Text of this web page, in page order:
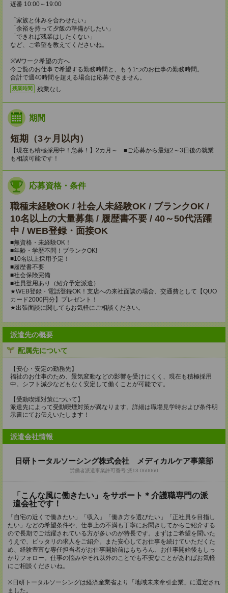
遅番 10:00～19:00
「家族と休みを合わせたい」
「余裕を持って夕飯の準備がしたい」
「できれば残業はしたくない」
など、ご希望を教えてくださいね。
※Wワーク希望の方へ
今ご覧のお仕事で希望する勤務時間と、もう1つのお仕事の勤務時間。
合計で週40時間を超える場合は応募できません。
残業時間 残業なし
期間
短期（3ヶ月以内）
【現在も積極採用中！急募！】2カ月～ ■ご応募から最短2～3日後の就業
も相談可能です！
応募資格・条件
職種未経験OK / 社会人未経験OK / ブランクOK /
10名以上の大量募集 / 履歴書不要 / 40～50代活躍
中 / WEB登録・面接OK
■無資格・未経験OK！
■年齢・学歴不問！ブランクOK!
■10名以上採用予定！
■履歴書不要
■社会保険完備
■社員登用あり（紹介予定派遣）
★WEB登録・電話登録OK！支店への来社面談の場合、交通費として【QUO
カード2000円分】プレゼント！
★出張面談に関してもお気軽にご相談ください。
派遣先の概要
配属先について
【安心・安定の勤務先】
福祉のお仕事のため、景気変動などの影響を受けにくく、現在も積極採用
中。シフト減少などもなく安定して働くことが可能です。
【受動喫煙対策について】
派遣先によって受動喫煙対策が異なります。詳細は職場見学時および条件明
示書にてお伝えいたします！
派遣会社情報
日研トータルソーシング株式会社 メディカルケア事業部
労働者派遣事業許可番号:派13-060060
「こんな風に働きたい」をサポート＊介護職専門の派
遣会社です！
「自宅の近くで働きたい」「収入」「働き方を選びたい」「正社員を目指し
たい」などの希望条件や、仕事上の不満も丁寧にお聞きしてからご紹介する
ので長期でご活躍されている方が多いのが特長です。まずはご希望を聞いた
うえで、ピッタリの求人をご紹介。また安心してお仕事を続けていただくた
め、経験豊富な専任担当者がお仕事開始前はもちろん、お仕事開始後もしっ
かりフォロー。仕事の悩みやそれ以外のことでも不安なことがあればお気軽
にご相談くださいね。
※日研トータルソーシングは経済産業省より「地域未来牽引企業」に選定され
ました。